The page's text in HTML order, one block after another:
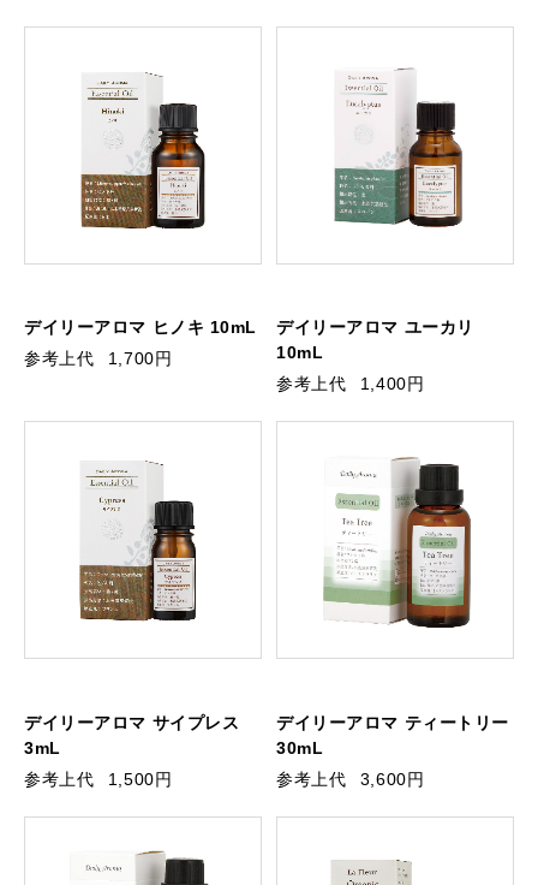
デイリーアロマ ヒノキ 10mL
参考上代
1,700円
デイリーアロマ ユーカリ
10mL
参考上代
1,400円
デイリーアロマ サイプレス
3mL
参考上代
1,500円
デイリーアロマ ティートリー
30mL
参考上代
3,600円